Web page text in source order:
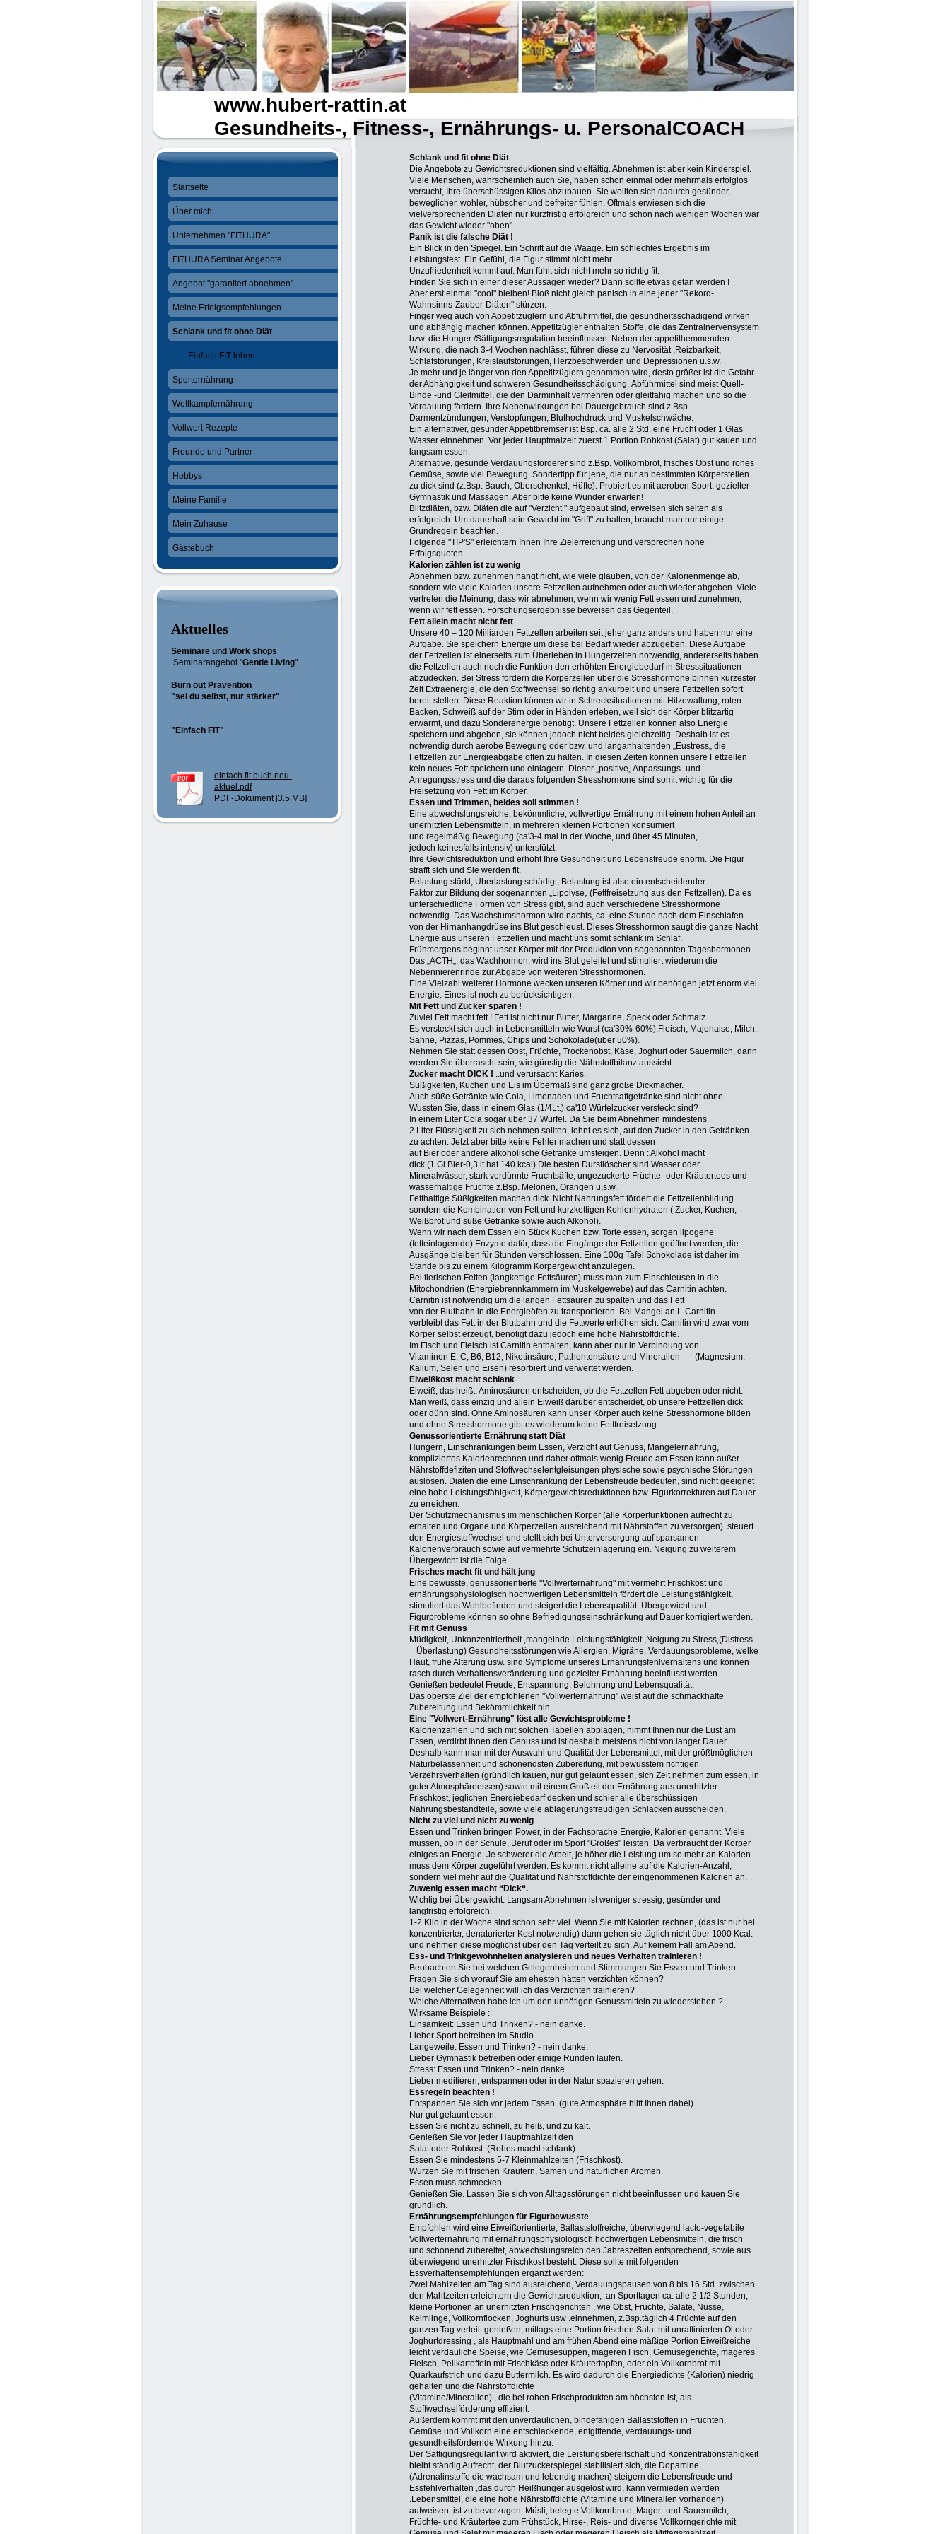
www.hubert-rattin.at
Gesundheits-, Fitness-, Ernährungs- u. PersonalCOACH
Schlank und fit ohne Diät
Die Angebote zu Gewichtsreduktionen sind vielfältig. Abnehmen ist aber kein Kinderspiel.
Viele Menschen, wahrscheinlich auch Sie, haben schon einmal oder mehrmals erfolglos
versucht, Ihre überschüssigen Kilos abzubauen. Sie wollten sich dadurch gesünder,
beweglicher, wohler, hübscher und befreiter fühlen. Oftmals erwiesen sich die
vielversprechenden Diäten nur kurzfristig erfolgreich und schon nach wenigen Wochen war
das Gewicht wieder "oben".
Panik ist die falsche Diät !
Ein Blick in den Spiegel. Ein Schritt auf die Waage. Ein schlechtes Ergebnis im
Leistungstest. Ein Gefühl, die Figur stimmt nicht mehr.
Unzufriedenheit kommt auf. Man fühlt sich nicht mehr so richtig fit.
Finden Sie sich in einer dieser Aussagen wieder? Dann sollte etwas getan werden !
Aber erst einmal "cool" bleiben! Bloß nicht gleich panisch in eine jener "Rekord-
Wahnsinns-Zauber-Diäten" stürzen.
Finger weg auch von Appetitzüglern und Abführmittel, die gesundheitsschädigend wirken
und abhängig machen können. Appetitzügler enthalten Stoffe, die das Zentralnervensystem
bzw. die Hunger /Sättigungsregulation beeinflussen. Neben der appetithemmenden
Wirkung, die nach 3-4 Wochen nachlässt, führen diese zu Nervosität ,Reizbarkeit,
Schlafstörungen, Kreislaufstörungen, Herzbeschwerden und Depressionen u.s.w.
Je mehr und je länger von den Appetitzüglern genommen wird, desto größer ist die Gefahr
der Abhängigkeit und schweren Gesundheitsschädigung. Abführmittel sind meist Quell-
Binde -und Gleitmittel, die den Darminhalt vermehren oder gleitfähig machen und so die
Verdauung fördern. Ihre Nebenwirkungen bei Dauergebrauch sind z.Bsp.
Darmentzündungen, Verstopfungen, Bluthochdruck und Muskelschwäche.
Ein alternativer, gesunder Appetitbremser ist Bsp. ca. alle 2 Std. eine Frucht oder 1 Glas
Wasser einnehmen. Vor jeder Hauptmalzeit zuerst 1 Portion Rohkost (Salat) gut kauen und
langsam essen.
Alternative, gesunde Verdauungsförderer sind z.Bsp. Vollkornbrot, frisches Obst und rohes
Gemüse, sowie viel Bewegung. Sondertipp für jene, die nur an bestimmten Körperstellen
zu dick sind (z.Bsp. Bauch, Oberschenkel, Hüfte): Probiert es mit aeroben Sport, gezielter
Gymnastik und Massagen. Aber bitte keine Wunder erwarten!
Blitzdiäten, bzw. Diäten die auf "Verzicht " aufgebaut sind, erweisen sich selten als
erfolgreich. Um dauerhaft sein Gewicht im "Griff" zu halten, braucht man nur einige
Grundregeln beachten.
Folgende "TIP'S" erleichtern Ihnen Ihre Zielerreichung und versprechen hohe
Erfolgsquoten.
Kalorien zählen ist zu wenig
Abnehmen bzw. zunehmen hängt nicht, wie viele glauben, von der Kalorienmenge ab,
sondern wie viele Kalorien unsere Fettzellen aufnehmen oder auch wieder abgeben. Viele
vertreten die Meinung, dass wir abnehmen, wenn wir wenig Fett essen und zunehmen,
wenn wir fett essen. Forschungsergebnisse beweisen das Gegenteil.
Fett allein macht nicht fett
Unsere 40 – 120 Milliarden Fettzellen arbeiten seit jeher ganz anders und haben nur eine
Aufgabe. Sie speichern Energie um diese bei Bedarf wieder abzugeben. Diese Aufgabe
der Fettzellen ist einerseits zum Überleben in Hungerzeiten notwendig, andererseits haben
die Fettzellen auch noch die Funktion den erhöhten Energiebedarf in Stresssituationen
abzudecken. Bei Stress fordern die Körperzellen über die Stresshormone binnen kürzester
Zeit Extraenergie, die den Stoffwechsel so richtig ankurbelt und unsere Fettzellen sofort
bereit stellen. Diese Reaktion können wir in Schrecksituationen mit Hitzewallung, roten
Backen, Schweiß auf der Stirn oder in Händen erleben, weil sich der Körper blitzartig
erwärmt, und dazu Sonderenergie benötigt. Unsere Fettzellen können also Energie
speichern und abgeben, sie können jedoch nicht beides gleichzeitig. Deshalb ist es
notwendig durch aerobe Bewegung oder bzw. und langanhaltenden „Eustress„ die
Fettzellen zur Energieabgabe offen zu halten. In diesen Zeiten können unsere Fettzellen
kein neues Fett speichern und einlagern. Dieser „positive„ Anpassungs- und
Anregungsstress und die daraus folgenden Stresshormone sind somit wichtig für die
Freisetzung von Fett im Körper.
Essen und Trimmen, beides soll stimmen !
Eine abwechslungsreiche, bekömmliche, vollwertige Ernährung mit einem hohen Anteil an
unerhitzten Lebensmitteln, in mehreren kleinen Portionen konsumiert
und regelmäßig Bewegung (ca'3-4 mal in der Woche, und über 45 Minuten,
jedoch keinesfalls intensiv) unterstützt.
Ihre Gewichtsreduktion und erhöht Ihre Gesundheit und Lebensfreude enorm. Die Figur
strafft sich und Sie werden fit.
Belastung stärkt, Überlastung schädigt, Belastung ist also ein entscheidender
Faktor zur Bildung der sogenannten „Lipolyse„ (Fettfreisetzung aus den Fettzellen). Da es
unterschiedliche Formen von Stress gibt, sind auch verschiedene Stresshormone
notwendig. Das Wachstumshormon wird nachts, ca. eine Stunde nach dem Einschlafen
von der Hirnanhangdrüse ins Blut geschleust. Dieses Stresshormon saugt die ganze Nacht
Energie aus unseren Fettzellen und macht uns somit schlank im Schlaf.
Frühmorgens beginnt unser Körper mit der Produktion von sogenannten Tageshormonen.
Das „ACTH„, das Wachhormon, wird ins Blut geleitet und stimuliert wiederum die
Nebennierenrinde zur Abgabe von weiteren Stresshormonen.
Eine Vielzahl weiterer Hormone wecken unseren Körper und wir benötigen jetzt enorm viel
Energie. Eines ist noch zu berücksichtigen.
Mit Fett und Zucker sparen !
Zuviel Fett macht fett ! Fett ist nicht nur Butter, Margarine, Speck oder Schmalz.
Es versteckt sich auch in Lebensmitteln wie Wurst (ca'30%-60%),Fleisch, Majonaise, Milch,
Sahne, Pizzas, Pommes, Chips und Schokolade(über 50%).
Nehmen Sie statt dessen Obst, Früchte, Trockenobst, Käse, Joghurt oder Sauermilch, dann
werden Sie überrascht sein, wie günstig die Nährstoffbilanz aussieht.
Zucker macht DICK ! ..und verursacht Karies.
Süßigkeiten, Kuchen und Eis im Übermaß sind ganz große Dickmacher.
Auch süße Getränke wie Cola, Limonaden und Fruchtsaftgetränke sind nicht ohne.
Wussten Sie, dass in einem Glas (1/4Lt.) ca'10 Würfelzucker versteckt sind?
In einem Liter Cola sogar über 37 Würfel. Da Sie beim Abnehmen mindestens
2 Liter Flüssigkeit zu sich nehmen sollten, lohnt es sich, auf den Zucker in den Getränken
zu achten. Jetzt aber bitte keine Fehler machen und statt dessen
auf Bier oder andere alkoholische Getränke umsteigen. Denn : Alkohol macht
dick.(1 Gl.Bier-0,3 lt hat 140 kcal) Die besten Durstlöscher sind Wasser oder
Mineralwässer, stark verdünnte Fruchtsäfte, ungezuckerte Früchte- oder Kräutertees und
wasserhaltige Früchte z.Bsp. Melonen, Orangen u,s.w.
Fetthaltige Süßigkeiten machen dick. Nicht Nahrungsfett fördert die Fettzellenbildung
sondern die Kombination von Fett und kurzkettigen Kohlenhydraten ( Zucker, Kuchen,
Weißbrot und süße Getränke sowie auch Alkohol).
Wenn wir nach dem Essen ein Stück Kuchen bzw. Torte essen, sorgen lipogene
(fetteinlagernde) Enzyme dafür, dass die Eingänge der Fettzellen geöffnet werden, die
Ausgänge bleiben für Stunden verschlossen. Eine 100g Tafel Schokolade ist daher im
Stande bis zu einem Kilogramm Körpergewicht anzulegen.
Bei tierischen Fetten (langkettige Fettsäuren) muss man zum Einschleusen in die
Mitochondrien (Energiebrennkammern im Muskelgewebe) auf das Carnitin achten.
Carnitin ist notwendig um die langen Fettsäuren zu spalten und das Fett
von der Blutbahn in die Energieöfen zu transportieren. Bei Mangel an L-Carnitin
verbleibt das Fett in der Blutbahn und die Fettwerte erhöhen sich. Carnitin wird zwar vom
Körper selbst erzeugt, benötigt dazu jedoch eine hohe Nährstoffdichte.
Im Fisch und Fleisch ist Carnitin enthalten, kann aber nur in Verbindung von
Vitaminen E, C, B6, B12, Nikotinsäure, Pathontensäure und Mineralien (Magnesium,
Kalium, Selen und Eisen) resorbiert und verwertet werden.
Eiweißkost macht schlank
Eiweiß, das heißt: Aminosäuren entscheiden, ob die Fettzellen Fett abgeben oder nicht.
Man weiß, dass einzig und allein Eiweiß darüber entscheidet, ob unsere Fettzellen dick
oder dünn sind. Ohne Aminosäuren kann unser Körper auch keine Stresshormone bilden
und ohne Stresshormone gibt es wiederum keine Fettfreisetzung.
Genussorientierte Ernährung statt Diät
Hungern, Einschränkungen beim Essen, Verzicht auf Genuss, Mangelernährung,
kompliziertes Kalorienrechnen und daher oftmals wenig Freude am Essen kann außer
Nährstoffdefiziten und Stoffwechselentgleisungen physische sowie psychische Störungen
auslösen. Diäten die eine Einschränkung der Lebensfreude bedeuten, sind nicht geeignet
eine hohe Leistungsfähigkeit, Körpergewichtsreduktionen bzw. Figurkorrekturen auf Dauer
zu erreichen.
Der Schutzmechanismus im menschlichen Körper (alle Körperfunktionen aufrecht zu
erhalten und Organe und Körperzellen ausreichend mit Nährstoffen zu versorgen) steuert
den Energiestoffwechsel und stellt sich bei Unterversorgung auf sparsamen
Kalorienverbrauch sowie auf vermehrte Schutzeinlagerung ein. Neigung zu weiterem
Übergewicht ist die Folge.
Frisches macht fit und hält jung
Eine bewusste, genussorientierte "Vollwerternährung" mit vermehrt Frischkost und
ernährungsphysiologisch hochwertigen Lebensmitteln fördert die Leistungsfähigkeit,
stimuliert das Wohlbefinden und steigert die Lebensqualität. Übergewicht und
Figurprobleme können so ohne Befriedigungseinschränkung auf Dauer korrigiert werden.
Fit mit Genuss
Müdigkeit, Unkonzentriertheit ,mangelnde Leistungsfähigkeit ,Neigung zu Stress,(Distress
= Überlastung) Gesundheitsstörungen wie Allergien, Migräne, Verdauungsprobleme, welke
Haut, frühe Alterung usw. sind Symptome unseres Ernährungsfehlverhaltens und können
rasch durch Verhaltensveränderung und gezielter Ernährung beeinflusst werden.
Genießen bedeutet Freude, Entspannung, Belohnung und Lebensqualität.
Das oberste Ziel der empfohlenen "Vollwerternährung" weist auf die schmackhafte
Zubereitung und Bekömmlichkeit hin.
Eine "Vollwert-Ernährung" löst alle Gewichtsprobleme !
Kalorienzählen und sich mit solchen Tabellen abplagen, nimmt Ihnen nur die Lust am
Essen, verdirbt Ihnen den Genuss und ist deshalb meistens nicht von langer Dauer.
Deshalb kann man mit der Auswahl und Qualität der Lebensmittel, mit der größtmöglichen
Naturbelassenheit und schonendsten Zubereitung, mit bewusstem richtigen
Verzehrsverhalten (gründlich kauen, nur gut gelaunt essen, sich Zeit nehmen zum essen, in
guter Atmosphäreessen) sowie mit einem Großteil der Ernährung aus unerhitzter
Frischkost, jeglichen Energiebedarf decken und schier alle überschüssigen
Nahrungsbestandteile, sowie viele ablagerungsfreudigen Schlacken ausscheiden.
Nicht zu viel und nicht zu wenig
Essen und Trinken bringen Power, in der Fachsprache Energie, Kalorien genannt. Viele
müssen, ob in der Schule, Beruf oder im Sport "Großes" leisten. Da verbraucht der Körper
einiges an Energie. Je schwerer die Arbeit, je höher die Leistung um so mehr an Kalorien
muss dem Körper zugeführt werden. Es kommt nicht alleine auf die Kalorien-Anzahl,
sondern viel mehr auf die Qualität und Nährstoffdichte der eingenommenen Kalorien an.
Zuwenig essen macht “Dick“.
Wichtig bei Übergewicht: Langsam Abnehmen ist weniger stressig, gesünder und
langfristig erfolgreich.
1-2 Kilo in der Woche sind schon sehr viel. Wenn Sie mit Kalorien rechnen, (das ist nur bei
konzentrierter, denaturierter Kost notwendig) dann gehen sie täglich nicht über 1000 Kcal.
und nehmen diese möglichst über den Tag verteilt zu sich. Auf keinem Fall am Abend.
Ess- und Trinkgewohnheiten analysieren und neues Verhalten trainieren !
Beobachten Sie bei welchen Gelegenheiten und Stimmungen Sie Essen und Trinken .
Fragen Sie sich worauf Sie am ehesten hätten verzichten können?
Bei welcher Gelegenheit will ich das Verzichten trainieren?
Welche Alternativen habe ich um den unnötigen Genussmitteln zu wiederstehen ?
Wirksame Beispiele :
Einsamkeit: Essen und Trinken? - nein danke.
Lieber Sport betreiben im Studio.
Langeweile: Essen und Trinken? - nein danke.
Lieber Gymnastik betreiben oder einige Runden laufen.
Stress: Essen und Trinken? - nein danke.
Lieber meditieren, entspannen oder in der Natur spazieren gehen.
Essregeln beachten !
Entspannen Sie sich vor jedem Essen. (gute Atmosphäre hilft Ihnen dabei).
Nur gut gelaunt essen.
Essen Sie nicht zu schnell, zu heiß, und zu kalt.
Genießen Sie vor jeder Hauptmahlzeit den
Salat oder Rohkost. (Rohes macht schlank).
Essen Sie mindestens 5-7 Kleinmahlzeiten (Frischkost).
Würzen Sie mit frischen Kräutern, Samen und natürlichen Aromen.
Essen muss schmecken.
Genießen Sie. Lassen Sie sich von Alltagsstörungen nicht beeinflussen und kauen Sie
gründlich.
Ernährungsempfehlungen für Figurbewusste
Empfohlen wird eine Eiweißorientierte, Ballaststoffreiche, überwiegend lacto-vegetabile
Vollwerternährung mit ernährungsphysiologisch hochwertigen Lebensmitteln, die frisch
und schonend zubereitet, abwechslungsreich den Jahreszeiten entsprechend, sowie aus
überwiegend unerhitzter Frischkost besteht. Diese sollte mit folgenden
Essverhaltensempfehlungen ergänzt werden:
Zwei Mahlzeiten am Tag sind ausreichend, Verdauungspausen von 8 bis 16 Std. zwischen
den Mahlzeiten erleichtern die Gewichtsreduktion, an Sporttagen ca. alle 2 1/2 Stunden,
kleine Portionen an unerhitzten Frischgerichten , wie Obst, Früchte, Salate, Nüsse,
Keimlinge, Vollkornflocken, Joghurts usw .einnehmen, z.Bsp.täglich 4 Früchte auf den
ganzen Tag verteilt genießen, mittags eine Portion frischen Salat mit unraffinierten Öl oder
Joghurtdressing , als Hauptmahl und am frühen Abend eine mäßige Portion Eiweißreiche
leicht verdauliche Speise, wie Gemüsesuppen, mageren Fisch, Gemüsegerichte, mageres
Fleisch, Pellkartoffeln mit Frischkäse oder Kräutertopfen, oder ein Vollkornbrot mit
Quarkaufstrich und dazu Buttermilch. Es wird dadurch die Energiedichte (Kalorien) niedrig
gehalten und die Nährstoffdichte
(Vitamine/Mineralien) , die bei rohen Frischprodukten am höchsten ist, als
Stoffwechselförderung effizient.
Außerdem kommt mit den unverdaulichen, bindefähigen Ballaststoffen in Früchten,
Gemüse und Vollkorn eine entschlackende, entgiftende, verdauungs- und
gesundheitsfördernde Wirkung hinzu.
Der Sättigungsregulant wird aktiviert, die Leistungsbereitschaft und Konzentrationsfähigkeit
bleibt ständig Aufrecht, der Blutzuckerspiegel stabilisiert sich, die Dopamine
(Adrenalinstoffe die wachsam und lebendig machen) steigern die Lebensfreude und
Essfehlverhalten ,das durch Heißhunger ausgelöst wird, kann vermieden werden
.Lebensmittel, die eine hohe Nährstoffdichte (Vitamine und Mineralien vorhanden)
aufweisen ,ist zu bevorzugen. Müsli, belegte Vollkornbrote, Mager- und Sauermilch,
Früchte- und Kräutertee zum Frühstück, Hirse-, Reis- und diverse Vollkorngerichte mit
Startseite
Über mich
Unternehmen "FITHURA"
FITHURA Seminar Angebote
Angebot "garantiert abnehmen"
Meine Erfolgsempfehlungen
Schlank und fit ohne Diät
Einfach FIT leben
Sporternährung
Wettkampfernährung
Vollwert Rezepte
Freunde und Partner
Hobbys
Meine Familie
Mein Zuhause
Gästebuch
Aktuelles
Seminare und Work shops
Seminarangebot "Gentle Living"
Burn out Prävention
"sei du selbst, nur stärker"
"Einfach FIT"
einfach fit buch neu-
aktuel.pdf
PDF-Dokument [3.5 MB]